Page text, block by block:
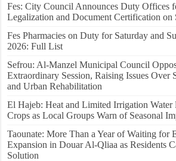
Fes: City Council Announces Duty Offices
Legalization and Document Certification on
Fes Pharmacies on Duty for Saturday and
2026: Full List
Sefrou: Al-Manzel Municipal Council
Extraordinary Session, Raising Issues Over
and Urban Rehabilitation
El Hajeb: Heat and Limited Irrigation Water
Crops as Local Groups Warn of Seasonal
Taounate: More Than a Year of Waiting for
Expansion in Douar Al-Qliaa as Residents
Solution